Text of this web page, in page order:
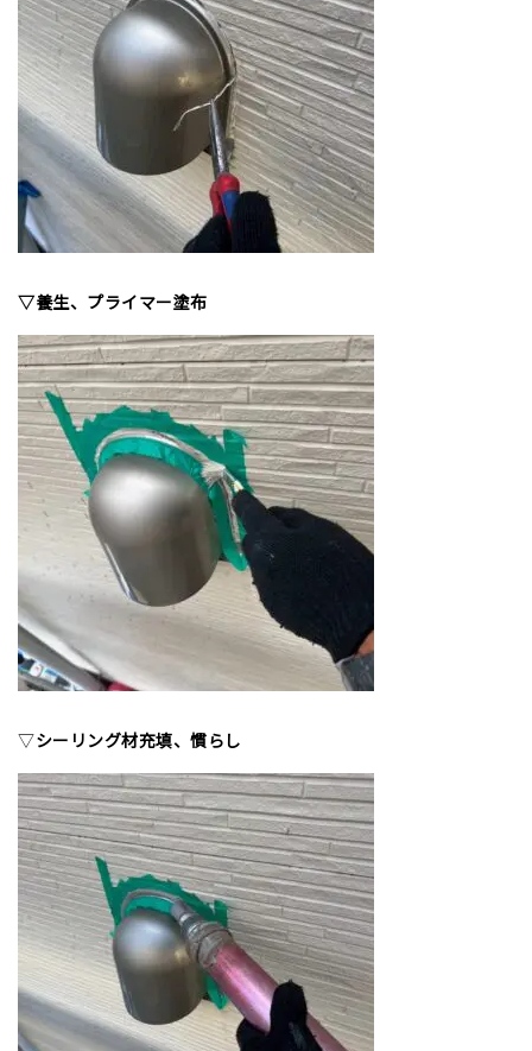
▽養生、プライマー塗布
▽シーリング材充填、慣らし